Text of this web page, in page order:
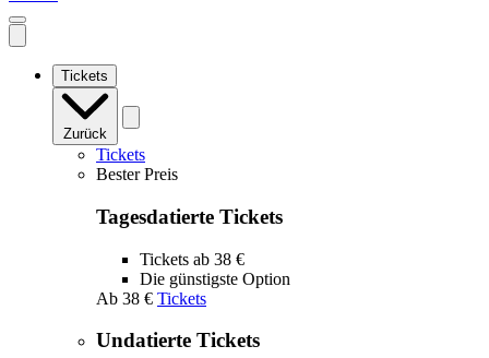
Open
mobile
Tickets
Zurück
Tickets
Bester Preis
Tagesdatierte Tickets
Tickets ab 38 €
Die günstigste Option
Ab 38 € Tickets
Undatierte Tickets